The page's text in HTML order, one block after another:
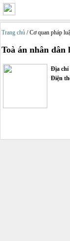
Trang chủ / Cơ quan pháp
Toà án nhân dân
Địa chỉ
Điện